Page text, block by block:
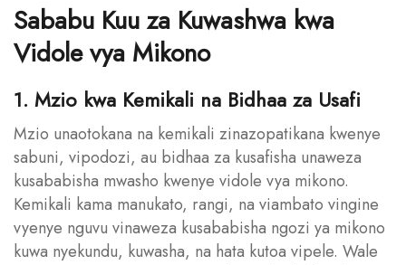
Sababu Kuu za Kuwashwa kwa
Vidole vya Mikono
1. Mzio kwa Kemikali na Bidhaa za Usafi
Mzio unaotokana na kemikali zinazopatikana kwenye
sabuni, vipodozi, au bidhaa za kusafisha unaweza
kusababisha mwasho kwenye vidole vya mikono.
Kemikali kama manukato, rangi, na viambato vingine
vyenye nguvu vinaweza kusababisha ngozi ya mikono
kuwa nyekundu, kuwasha, na hata kutoa vipele. Wale